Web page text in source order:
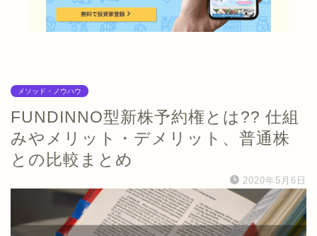
メソッド・ノウハウ
FUNDINNO型新株予約権とは?? 仕組
みやメリット・デメリット、普通株
との比較まとめ
2020年5月6日